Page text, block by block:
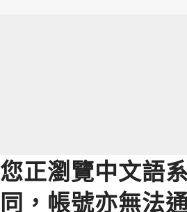
您正瀏覽中文語
同，帳號亦無法